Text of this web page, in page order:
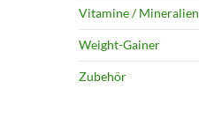
Vitamine / Mineralien
Weight-Gainer
Zubehör